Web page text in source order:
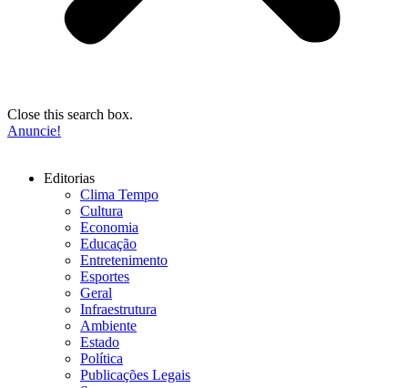
Close this search box.
Anuncie!
Editorias
Clima Tempo
Cultura
Economia
Educação
Entretenimento
Esportes
Geral
Infraestrutura
Ambiente
Estado
Política
Publicações Legais